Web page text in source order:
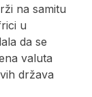
na samitu
u
da se
valuta
država